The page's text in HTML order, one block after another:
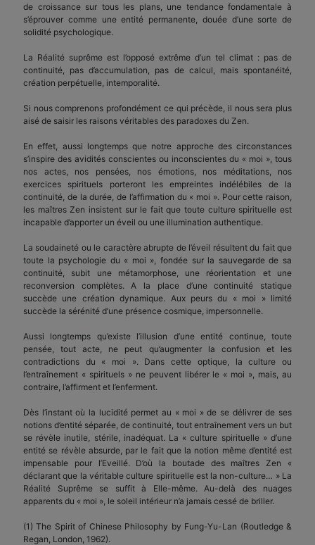
de croissance sur tous les plans, une tendance fondamentale à
s’éprouver comme une entité permanente, douée d’une sorte de
solidité psychologique.
La Réalité suprême est l’opposé extrême d’un tel climat : pas de
continuité, pas d’accumulation, pas de calcul, mais spontanéité,
création perpétuelle, intemporalité.
Si nous comprenons profondément ce qui précède, il nous sera plus
aisé de saisir les raisons véritables des paradoxes du Zen.
En effet, aussi longtemps que notre approche des circonstances
s’inspire des avidités conscientes ou inconscientes du « moi », tous
nos actes, nos pensées, nos émotions, nos méditations, nos
exercices spirituels porteront les empreintes indélébiles de la
continuité, de la durée, de l’affirmation du « moi ». Pour cette raison,
les maîtres Zen insistent sur le fait que toute culture spirituelle est
incapable d’apporter un éveil ou une illumination authentique.
La soudaineté ou le caractère abrupte de l’éveil résultent du fait que
toute la psychologie du « moi », fondée sur la sauvegarde de sa
continuité, subit une métamorphose, une réorientation et une
reconversion complètes. A la place d’une continuité statique
succède une création dynamique. Aux peurs du « moi » limité
succède la sérénité d’une présence cosmique, impersonnelle.
Aussi longtemps qu’existe l’illusion d’une entité continue, toute
pensée, tout acte, ne peut qu’augmenter la confusion et les
contradictions du « moi ». Dans cette optique, la culture ou
l’entraînement « spirituels » ne peuvent libérer le « moi », mais, au
contraire, l’affirment et l’enferment.
Dès l’instant où la lucidité permet au « moi » de se délivrer de ses
notions d’entité séparée, de continuité, tout entraînement vers un but
se révèle inutile, stérile, inadéquat. La « culture spirituelle » d’une
entité se révèle absurde, par le fait que la notion même d’entité est
impensable pour l’Eveillé. D’où la boutade des maîtres Zen «
déclarant que la véritable culture spirituelle est la non-culture… » La
Réalité Suprême se suffit à Elle-même. Au-delà des nuages
apparents du « moi », le soleil intérieur n’a jamais cessé de briller.
(1) The Spirit of Chinese Philosophy by Fung-Yu-Lan (Routledge &
Regan, London, 1962).